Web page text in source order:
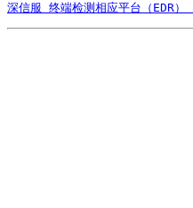
深信服 终端检测相应平台（EDR